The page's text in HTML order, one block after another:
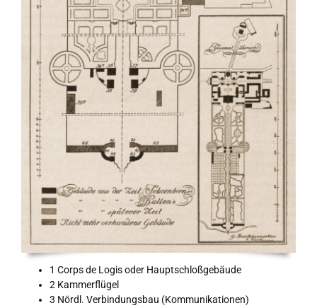
1 Corps de Logis oder Hauptschloßgebäude
2 Kammerflügel
3 Nördl. Verbindungsbau (Kommunikationen)